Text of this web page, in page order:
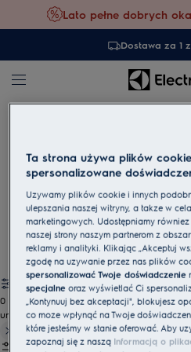
Lato pełne dobrych
Dostawa za 1
Kuchenka gazowo-
Kuchenki mieszane Electrolux
gazowego i elektrycznego,
codziennym przygotowywaniu
rozwiązanie dla tych, którzy
precyzję.
0
undefined
Ta strona używa plików
spersonalizowane
Używamy plików cookie i innych
ulepszania naszej witryny, a także w
marketingowych. Udostępniamy
naszej strony naszym partnerom z
reklamy i analityki. Klikając „Akceptuj
zgodę na używanie przez nas plików
spersonalizować Twoje doświadczenie
specjalne oraz wyświetlać Ci
„Kontynuuj bez akceptacji", blokujesz
co może wpłynąć na Twoje
które jesteśmy w stanie oferować. Aby
zapoznaj się z naszą Informacją o